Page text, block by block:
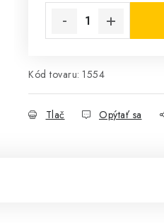
Kód tovaru: 1554
Tlač Opýtať sa